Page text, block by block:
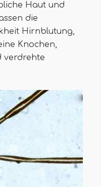
Haut und
die
Hirnblutung,
Knochen,
verdrehte